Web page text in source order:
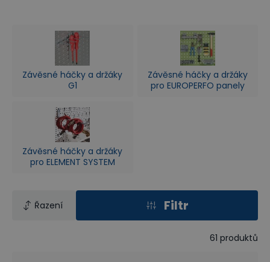
Závěsné háčky a držáky
G1
Závěsné háčky a držáky
pro EUROPERFO panely
Závěsné háčky a držáky
pro ELEMENT SYSTEM
Řazení Filtr
61 produktů